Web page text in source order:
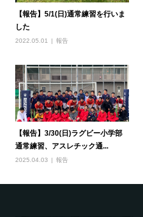
【報告】5/1(日)通常練習を行いま
した
2022.05.01 報告
【報告】3/30(日)ラグビー小学部
通常練習、アスレチック通...
2025.04.03 報告